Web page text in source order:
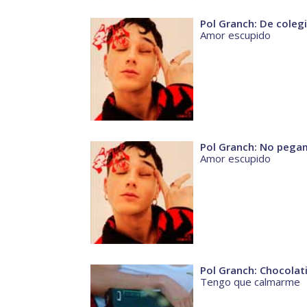
Pol Granch: De
Amor escupido
Pol Granch: No
Amor escupido
Pol Granch:
Tengo que calmarme